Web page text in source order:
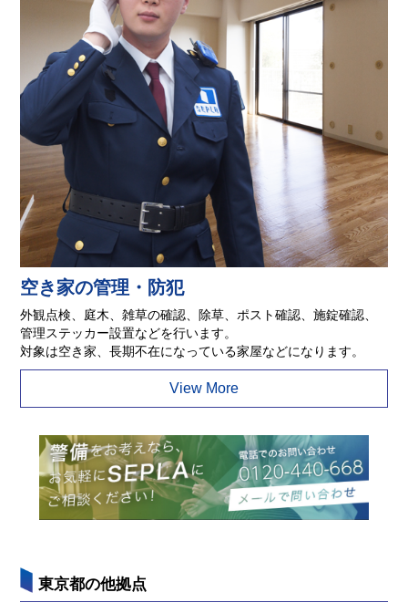
空き家の管理・防犯
外観点検、庭木、雑草の確認、除草、ポスト確認、施錠確認、
管理ステッカー設置などを行います。
対象は空き家、長期不在になっている家屋などになります。
View More
東京都の他拠点